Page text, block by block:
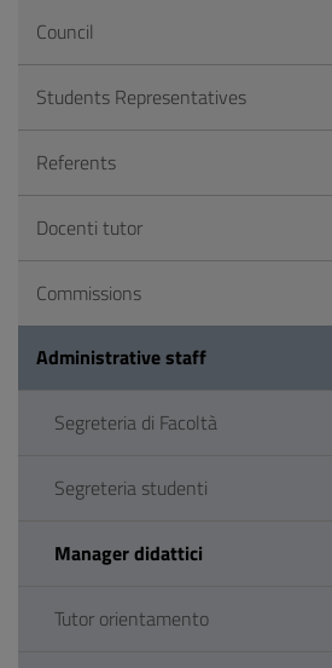
Council
Students Representatives
Referents
Docenti tutor
Commissions
Administrative staff
Segreteria di Facoltà
Segreteria studenti
Manager didattici
Tutor orientamento